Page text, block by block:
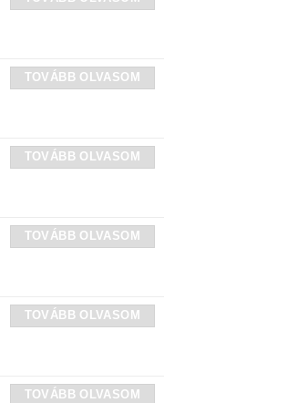
TOVÁBB OLVASOM
TOVÁBB OLVASOM
TOVÁBB OLVASOM
TOVÁBB OLVASOM
TOVÁBB OLVASOM